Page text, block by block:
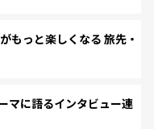
っと楽しくなる 旅先・
マに語るインタビュー連